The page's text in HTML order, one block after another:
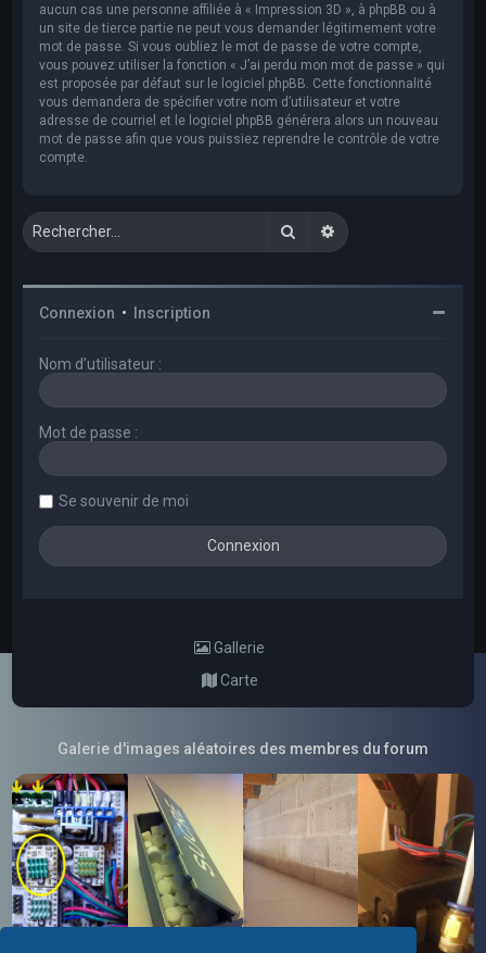
aucun cas une personne affiliée à « Impression 3D », à phpBB ou à
un site de tierce partie ne peut vous demander légitimement votre
mot de passe. Si vous oubliez le mot de passe de votre compte,
vous pouvez utiliser la fonction « J’ai perdu mon mot de passe » qui
est proposée par défaut sur le logiciel phpBB. Cette fonctionnalité
vous demandera de spécifier votre nom d’utilisateur et votre
adresse de courriel et le logiciel phpBB générera alors un nouveau
mot de passe afin que vous puissiez reprendre le contrôle de votre
compte.
RechercherRecherche avancée
Connexion • Inscription
Nom d’utilisateur :
Mot de passe :
Se souvenir de moi
Gallerie
Carte
Galerie d'images aléatoires des membres du forum